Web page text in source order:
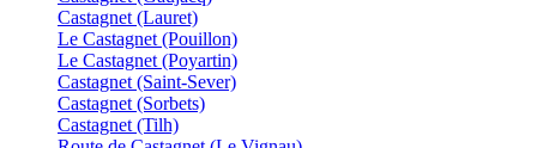
Castagnet (Lauret)
Le Castagnet (Pouillon)
Le Castagnet (Poyartin)
Castagnet (Saint-Sever)
Castagnet (Sorbets)
Castagnet (Tilh)